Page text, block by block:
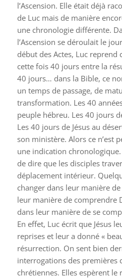
l’Ascension. Elle était déjà
de Luc mais de manière
une chronologie différente.
l’Ascension se déroulait le
début des Actes, Luc
cette fois 40 jours entre la
40 jours… dans la Bible, ce
un temps de passage, de
transformation. Les 40
peuple hébreu. Les 40 jours
Les 40 jours de Jésus au
son ministère. Alors ce n’est
une indication
de dire que les disciples
déplacement intérieur.
changer dans leur manière
leur manière de comprendre
dans leur manière de se
En effet, Luc écrit que Jésus
reprises et leur a donné «
résurrection. On sent bien
interrogations des premières
chrétiennes. Elles espèrent le